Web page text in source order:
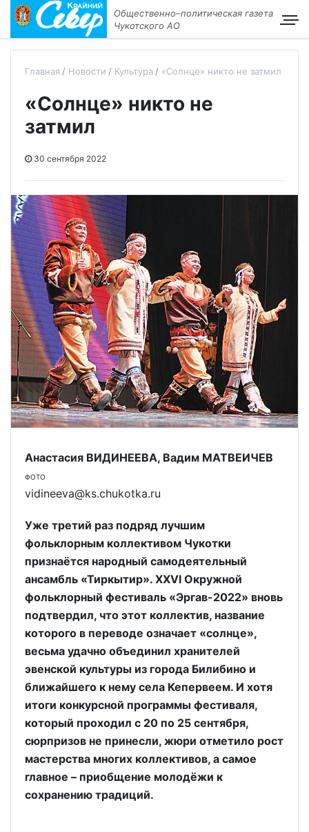
Общественно–политическая газета
Чукотского АО
Главная Новости Культура «Солнце» никто не затмил
«Солнце» никто не
затмил
30 сентября 2022
Анастасия ВИДИНЕЕВА, Вадим МАТВЕИЧЕВ
ФОТО
vidineeva@ks.chukotka.ru
Уже третий раз подряд лучшим
фольклорным коллективом Чукотки
признаётся народный самодеятельный
ансамбль «Тиркытир». ХХVI Окружной
фольклорный фестиваль «Эргав-2022» вновь
подтвердил, что этот коллектив, название
которого в переводе означает «солнце»,
весьма удачно объединил хранителей
эвенской культуры из города Билибино и
ближайшего к нему села Кепервеем. И хотя
итоги конкурсной программы фестиваля,
который проходил с 20 по 25 сентября,
сюрпризов не принесли, жюри отметило рост
мастерства многих коллективов, а самое
главное – приобщение молодёжи к
сохранению традиций.